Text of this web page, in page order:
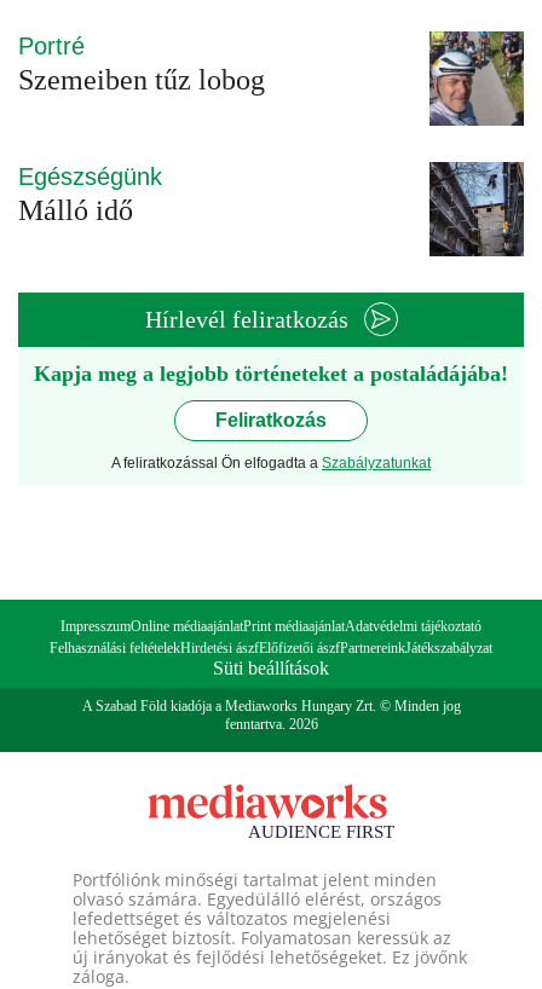
Portré
Szemeiben tűz lobog
Egészségünk
Málló idő
Hírlevél feliratkozás
Kapja meg a legjobb történeteket a postaládájába!
Feliratkozás
A feliratkozással Ön elfogadta a Szabályzatunkat
ImpresszumOnline médiaajánlatPrint médiaajánlatAdatvédelmi tájékoztató
Felhasználási feltételekHirdetési ászfElőfizetői ászfPartnereinkJátékszabályzat
Süti beállítások
A Szabad Föld kiadója a Mediaworks Hungary Zrt. © Minden jog
fenntartva. 2026
Portfóliónk minőségi tartalmat jelent minden
olvasó számára. Egyedülálló elérést, országos
lefedettséget és változatos megjelenési
lehetőséget biztosít. Folyamatosan keressük az
új irányokat és fejlődési lehetőségeket. Ez jövőnk
záloga.